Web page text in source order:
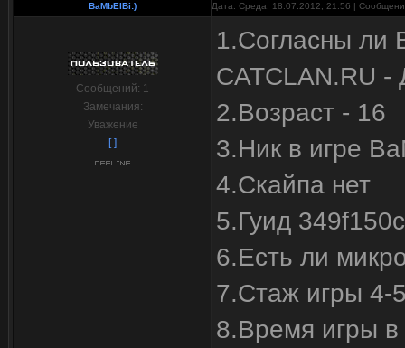
BaMbElBi:) Дата: Среда, 18.07.2012, 21:56 |
Сообщений: 1
Замечания:
Уважение
[ ]
1.Согласны ли
CATCLAN.RU -
2.Возраст - 16
3.Ник в игре
4.Скайпа нет
5.Гуид
6.Есть ли
7.Стаж игры 4-
8.Время игры в